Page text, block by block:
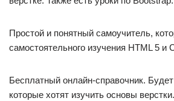
Простой и понятный самоучитель,
самостоятельного изучения HTML 5 и
Бесплатный онлайн-справочник.
которые хотят изучить основы верстки.